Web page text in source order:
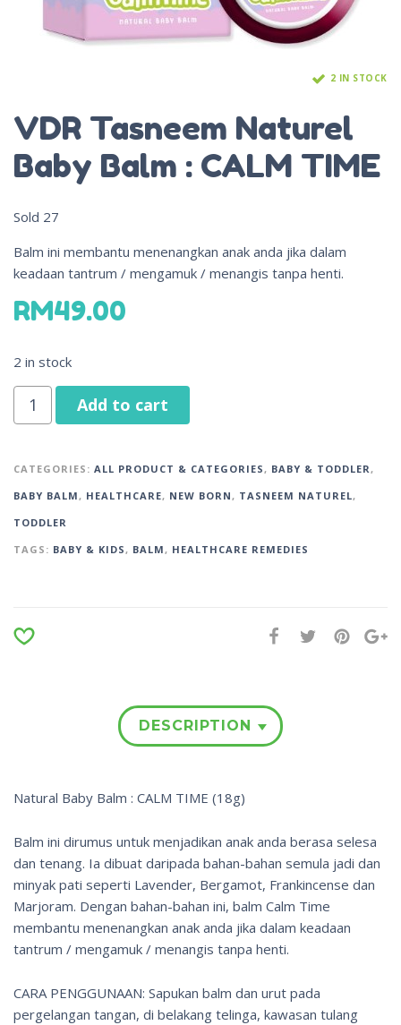
2 IN STOCK
VDR Tasneem Naturel
Baby Balm : CALM TIME
Sold 27
Balm ini membantu menenangkan anak anda jika dalam
keadaan tantrum / mengamuk / menangis tanpa henti.
RM49.00
2 in stock
Add to cart
CATEGORIES: ALL PRODUCT & CATEGORIES , BABY & TODDLER ,
BABY BALM , HEALTHCARE, NEW BORN , TASNEEM NATUREL,
TODDLER
TAGS: BABY & KIDS , BALM , HEALTHCARE REMEDIES
DESCRIPTION
Natural Baby Balm : CALM TIME (18g)
Balm ini dirumus untuk menjadikan anak anda berasa selesa
dan tenang. Ia dibuat daripada bahan-bahan semula jadi dan
minyak pati seperti Lavender, Bergamot, Frankincense dan
Marjoram. Dengan bahan-bahan ini, balm Calm Time
membantu menenangkan anak anda jika dalam keadaan
tantrum / mengamuk / menangis tanpa henti.
CARA PENGGUNAAN: Sapukan balm dan urut pada
pergelangan tangan, di belakang telinga, kawasan tulang